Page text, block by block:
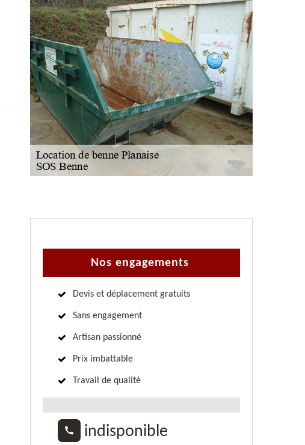
Nos engagements
Devis et déplacement gratuits
Sans engagement
Artisan passionné
Prix imbattable
Travail de qualité
indisponible